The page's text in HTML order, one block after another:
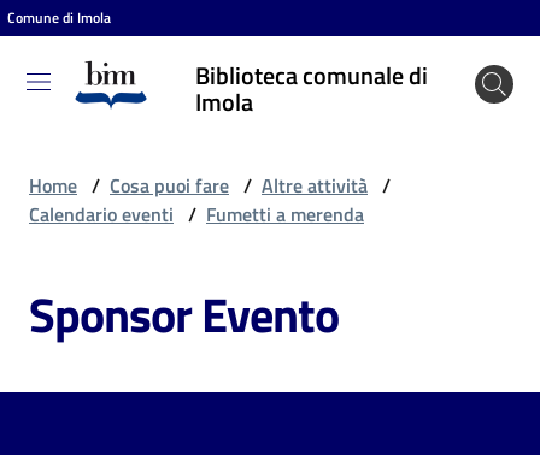
Vai al contenuto
Vai alla navigazione
Vai al footer
Comune di Imola
Biblioteca comunale di
Imola
Biblioteca
comunale
puoi
Home / Cosa puoi fare / Altre attività /
Calendario eventi / Fumetti a merenda
Sponsor Evento